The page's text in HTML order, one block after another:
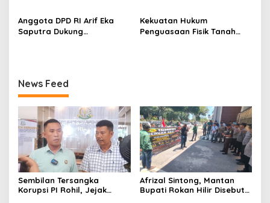
Bengkalis
Anggota DPD RI Arif Eka
Saputra Dukung
Kekuatan Hukum
Penguasaan Fisik Tanah
News Feed
Sembilan Tersangka
Korupsi PI Rohil, Jejak
Afrizal Sintong, Mantan
Bupati Rokan Hilir Disebut